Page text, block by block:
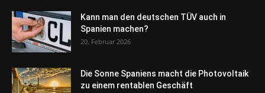
Kann man den deutschen TÜV auch in
Spanien machen?
20. Februar 2026
Die Sonne Spaniens macht die Photovoltaik
zu einem rentablen Geschäft